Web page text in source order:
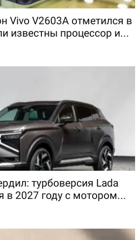
Vivo V2603A отметился в
известны процессор и...
турбоверсия Lada
в 2027 году с мотором...